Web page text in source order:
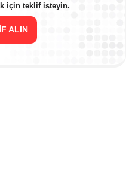
için teklif isteyin.
ALIN